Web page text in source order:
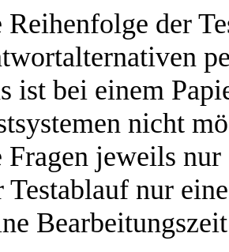
Reihenfolge der
ist bei einem
nicht
Fragen jeweils
Testablauf nur